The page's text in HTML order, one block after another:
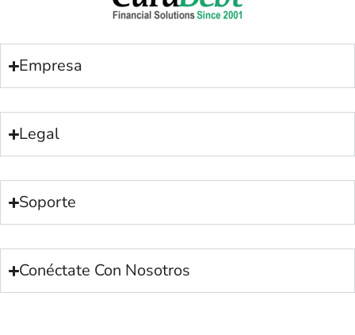
Empresa
Legal
Soporte
Conéctate Con Nosotros